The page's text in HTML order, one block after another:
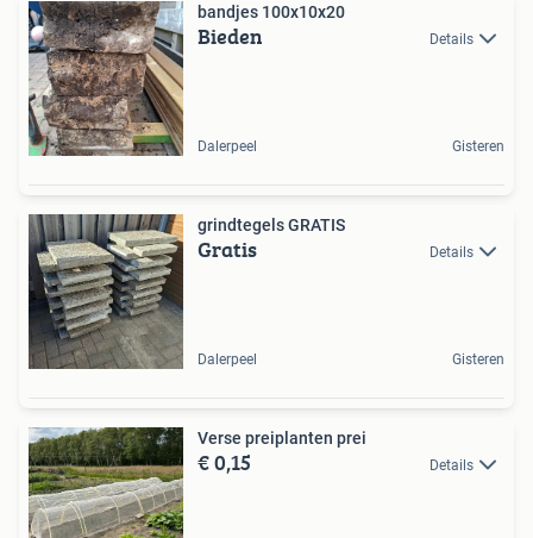
bandjes 100x10x20
Bieden Details
Dalerpeel Gisteren
grindtegels GRATIS
Gratis Details
Dalerpeel Gisteren
Verse preiplanten prei
€ 0,15 Details